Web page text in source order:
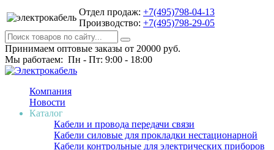
Отдел продаж: +7(495)798-04-13
Производство: +7(495)798-29-05
Принимаем оптовые заказы от 20000 руб.
Мы работаем: Пн - Пт: 9:00 - 18:00
Компания
Новости
Каталог
Кабели и провода передачи связи
Кабели силовые для прокладки нестационарной
Кабели контрольные для электрических приборов